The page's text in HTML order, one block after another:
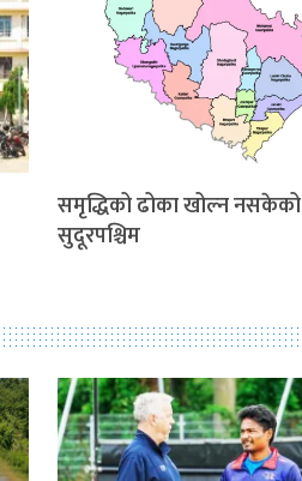
समृद्धिको ढोका खोल्न नसकेको
सुदूरपश्चिम